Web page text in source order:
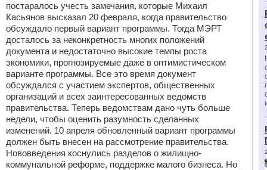
постаралось учесть замечания, которые Михаил
Касьянов высказал 20 февраля, когда правительство
обсуждало первый вариант программы. Тогда МЭРТ
досталось за неконкретность многих положений
документа и недостаточно высокие темпы роста
экономики, прогнозируемые даже в оптимистическом
варианте программы. Все это время документ
обсуждался с участием экспертов, общественных
организаций и всех заинтересованных ведомств
правительства. Теперь ведомствам дано чуть больше
недели, чтобы оценить разумность сделанных
изменений. 10 апреля обновленный вариант программы
должен быть внесен на рассмотрение правительства.
Нововведения коснулись разделов о жилищно-
коммунальной реформе, поддержке малого бизнеса. Но